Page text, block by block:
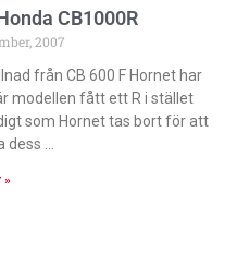
CB1000R
2007
från CB 600 F Hornet har
modellen fått ett R i stället
som Hornet tas bort för att
dess
»